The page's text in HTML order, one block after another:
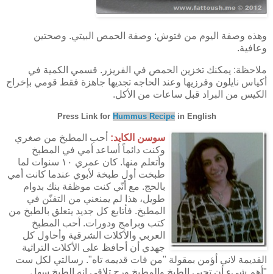
وهذه وصفة اليوم من فتوش: وصفة الحمص البيتي. وصحتين
وعافية.
ملاحظة: يمكنك تخزين الحمص في الفريزر. قسمي الكمية في
أكياس نايلون وفرزيها وعند الحاجه تجديها جاهزة فقط قومي بإخراج
الكيس من البراد قبل ساعات من الأكل.
Press Link for Hummus Recipein English
سوسن الكايد: أحب المطبخ من صغري
وكنت دائماً أساعد أمي في المطبخ
وأتعلم منها. كان عمري ١٠ سنوات لما
طبخت أول طبخة لأبوي عندما كانت أمي
بالحج. مع أنّي كنت موظفة بنك بدوام
طويل، هذا لم يمنعني من التفنّن في
المطبخ. فأتابع كل جديد يتعلق بالطبخ من
كتب وبرامج ودورات. أحب المطبخ
العربي والأكلات الشرقية وأحاول كل
جهدي أن أحافظ على الأكلات التراثية
القديمة لاني أؤمن بمقولة "من فات قديمه تاه". رسالتي لكل ست